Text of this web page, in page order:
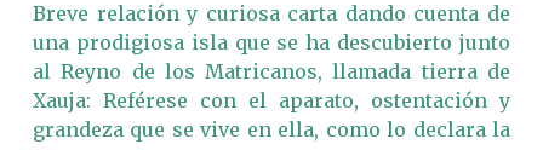
Breve relación y curiosa carta dando cuenta de
una prodigiosa isla que se ha descubierto junto
al Reyno de los Matricanos, llamada tierra de
Xauja: Reférese con el aparato, ostentación y
grandeza que se vive en ella, como lo declara la